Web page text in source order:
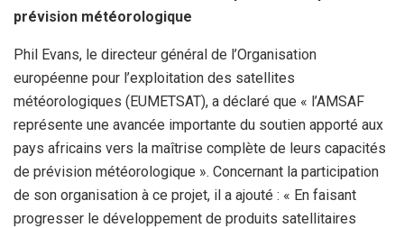
prévision météorologique
Phil Evans, le directeur général de l’Organisation
européenne pour l’exploitation des satellites
météorologiques (EUMETSAT), a déclaré que « l’AMSAF
représente une avancée importante du soutien apporté aux
pays africains vers la maîtrise complète de leurs capacités
de prévision météorologique ». Concernant la participation
de son organisation à ce projet, il a ajouté : « En faisant
progresser le développement de produits satellitaires